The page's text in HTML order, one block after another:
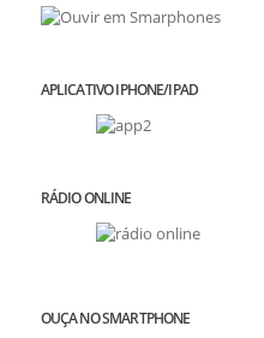
APLICATIVO IPHONE/IPAD
RÁDIO ONLINE
OUÇA NO SMARTPHONE